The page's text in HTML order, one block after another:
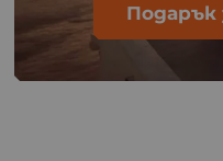
Подарък